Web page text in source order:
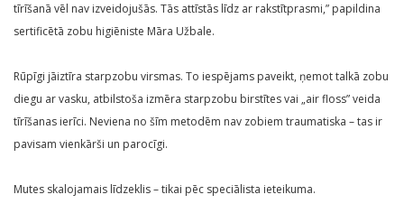
tīrīšanā vēl nav izveidojušās. Tās attīstās līdz ar rakstītprasmi,” papildina
sertificētā zobu higiēniste Māra Užbale.
Rūpīgi jāiztīra starpzobu virsmas. To iespējams paveikt, ņemot talkā zobu
diegu ar vasku, atbilstoša izmēra starpzobu birstītes vai „air floss” veida
tīrīšanas ierīci. Neviena no šīm metodēm nav zobiem traumatiska – tas ir
pavisam vienkārši un parocīgi.
Mutes skalojamais līdzeklis – tikai pēc speciālista ieteikuma.